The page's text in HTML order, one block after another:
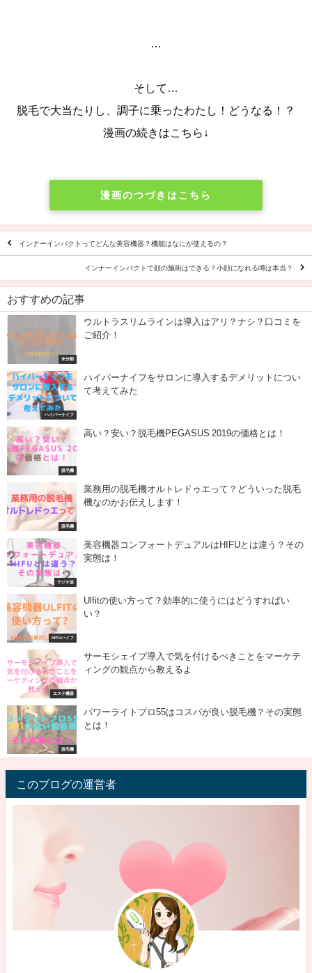
そして…
脱毛で大当たりし、調子に乗ったわたし！どうなる！？
漫画の続きはこちら↓
漫画のつづきはこちら
インナーインパクトってどんな美容機器？機能はなにが使えるの？
インナーインパクトで顔の施術はできる？小顔になれる噂は本当？
おすすめの記事
未分類
ウルトラスリムラインは導入はアリ？ナシ？口コミを
ご紹介！
ハイパーナイフ
ハイパーナイフをサロンに導入するデメリットについ
て考えてみた
脱毛機
高い？安い？脱毛機PEGASUS 2019の価格とは！
脱毛機
業務用の脱毛機オルトレドゥエって？どういった脱毛
機なのかお伝えします！
ラジオ波
美容機器コンフォートデュアルはHIFUとは違う？その
実態は！
HIFUハイフ
Ulfitの使い方って？効率的に使うにはどうすればい
い？
エステ機器
サーモシェイプ導入で気を付けるべきことをマーケテ
ィングの観点から教えるよ
脱毛機
パワーライトプロ55はコスパが良い脱毛機？その実態
とは！
このブログの運営者